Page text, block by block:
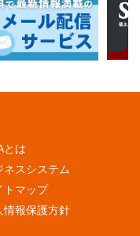
とは
ネスシステム
トマップ
情報保護方針